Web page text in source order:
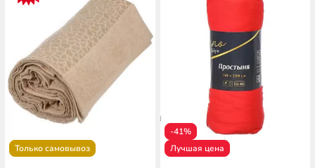
Только самовывоз
-41%
Лучшая цена